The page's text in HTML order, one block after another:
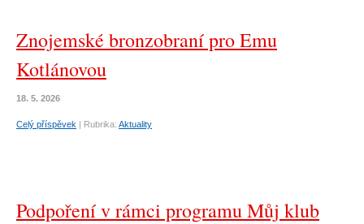
Znojemské bronzobraní pro Emu
Kotlánovou
18. 5. 2026
Celý příspěvek | Rubrika: Aktuality
Podpoření v rámci programu Můj klub